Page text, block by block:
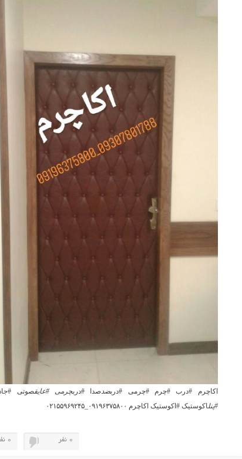
اکاچرم #درب #چرم #چرمی #دربضد صدا #دربچرمی #عایقصوتی
#پنلاکوستیک #اکوستیک اکاچرم ۰۹۱۹۶۳۷۵۸۰۰_۰۲۱۵۵۹۶۹۲۴۵
0 نفر 0 نفر